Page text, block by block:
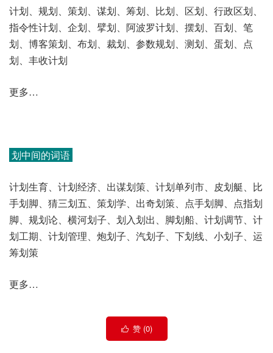
计划、规划、策划、谋划、筹划、比划、区划、行政区划、
指令性计划、企划、擘划、阿波罗计划、摆划、百划、笔
划、博客策划、布划、裁划、参数规划、测划、蛋划、点
划、丰收计划
更多…
划中间的词语
计划生育、计划经济、出谋划策、计划单列市、皮划艇、比
手划脚、猜三划五、策划学、出奇划策、点手划脚、点指划
脚、规划论、横河划子、划入划出、脚划船、计划调节、计
划工期、计划管理、炮划子、汽划子、下划线、小划子、运
筹划策
更多…
 赞 (0)